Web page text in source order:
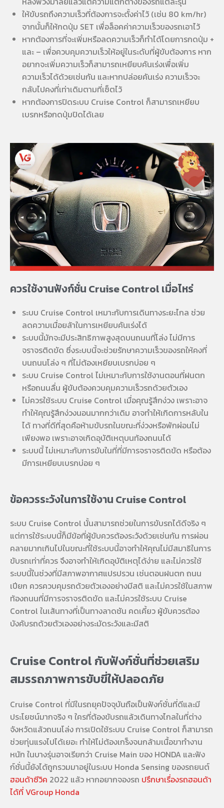
ให้ขับรถถึงความเร็วที่ต้องการจะตั้งค่าไว้ (เช่น 80 km/hr)
จากนั้นก็ให้กดปุ่ม SET เพื่อล็อคค่าความเร็วของรถเอาไว้
หากต้องการที่จะเพิ่มหรือลดความเร็วก็ทำได้โดยการกดปุ่ม +
และ – เพื่อควบคุมความเร็วให้อยู่ในระดับที่ผู้ขับต้องการ หาก
อยากจะเพิ่มความเร็วก็สามารถเหยียบคันเร่งเพื่อเพิ่ม
ความเร็วได้ด้วยเช่นกัน และหากปล่อยคันเร่ง ความเร็วจะ
กลับไปคงที่เท่าเดิมตามที่เซ็ตไว้
หากต้องการปิดระบบ Cruise Control ก็สามารถเหยียบ
เบรกหรือกดปุ่มปิดได้เลย
ควรใช้งานฟังก์ชั่น Cruise Control เมื่อไหร่
ระบบ Cruise Control เหมาะกับการเดินทางระยะไกล ช่วย
ลดความเมื่อยล้าในการเหยียบคันเร่งได้
ระบบนี้มักจะมีประสิทธิภาพสูงสุดบนถนนที่โล่ง ไม่มีการ
จราจรติดขัด ซึ่งระบบนี้จะช่วยรักษาความเร็วของรถให้คงที่
บนถนนโล่ง ๆ ที่ไม่ต้องเหยียบเบรกบ่อย ๆ
ระบบ Cruise Control ไม่เหมาะกับการใช้งานตอนที่ฝนตก
หรือถนนลื่น ผู้ขับต้องควบคุมความเร็วรถด้วยตัวเอง
ไม่ควรใช้ระบบ Cruise Control เมื่อคุณรู้สึกง่วง เพราะอาจ
ทำให้คุณรู้สึกง่วงนอนมากกว่าเดิม อาจทำให้เกิดการหลับใน
ได้ ทางที่ดีที่สุดคือห้ามขับรถในขณะที่ง่วงหรือพักผ่อนไม่
เพียงพอ เพราะอาจเกิดอุบัติเหตุบนท้องถนนได้
ระบบนี้ ไม่เหมาะกับการขับในที่ที่มีการจราจรติดขัด หรือต้อง
มีการเหยียบเบรกบ่อย ๆ
ข้อควรระวังในการใช้งาน Cruise Control
ระบบ Cruise Control นั้นสามารถช่วยในการขับรถได้ดีจริง ๆ
แต่การใช้ระบบนี้ก็มีข้อที่ผู้ขับควรต้องระวังด้วยเช่นกัน การผ่อน
คลายมากเกินไปในขณะที่ใช้ระบบนี้อาจทำให้คุณไม่มีสมาธิในการ
ขับรถเท่าที่ควร จึงอาจทำให้เกิดอุบัติเหตุได้ง่าย และไม่ควรใช้
ระบบนี้ในช่วงที่มีสภาพอากาศแปรปรวน เช่นตอนฝนตก ถนน
เปียก ควรควบคุมรถด้วยตัวเองอย่างมีสติ และไม่ควรใช้ในสภาพ
ท้องถนนที่มีการจราจรติดขัด และไม่ควรใช้ระบบ Cruise
Control ในเส้นทางที่เป็นทางลาดชัน คดเคี้ยว ผู้ขับควรต้อง
บังคับรถด้วยตัวเองอย่างระมัดระวังและมีสติ
Cruise Control กับฟังก์ชั่นที่ช่วยเสริม
สมรรถภาพการขับขี่ให้ปลอดภัย
Cruise Control ที่มีในรถยุคปัจจุบันถือเป็นฟังก์ชั่นที่ดีและมี
ประโยชน์มากจริง ๆ ใครที่ต้องขับรถแล้วเดินทางไกลในที่ต่าง
จังหวัดแล้วถนนโล่ง การเปิดใช้ระบบ Cruise Control ก็สามารถ
ช่วยทุ่นแรงไปได้เยอะ ทำให้ไม่ต้องเกร็งจนกล้ามเนื้อขาทำงาน
หนัก ในบางรุ่นอาจเรียกว่า Cruise Main ของ HONDA และฟัง
ก์ชั่นนี้ยังได้ถูกรวมมาอยู่ในระบบ Honda Sensing ของรถยนต์
ฮอนด้าซีวิค 2022 แล้ว หากอยากจองรถ ปรึกษาเรื่องรถฮอนด้า
ได้ที่ VGroup Honda